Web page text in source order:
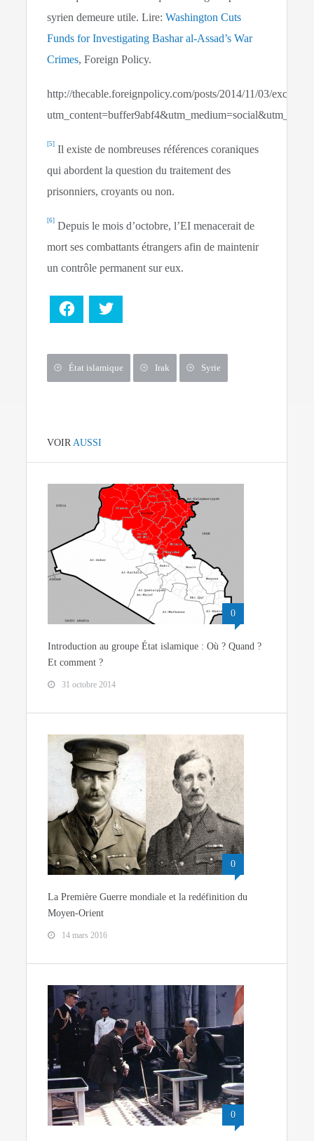
syrien demeure utile. Lire:Washington Cuts
Funds for Investigating Bashar al-Assad’s War
Crimes, Foreign Policy.
http://thecable.foreignpolicy.com/posts/2014/11/03/
[5] Il existe de nombreuses références coraniques
qui abordent la question du traitement des
prisonniers, croyants ou non.
[6] Depuis le mois d’octobre, l’EI menacerait de
mort ses combattants étrangers afin de maintenir
un contrôle permanent sur eux.
Facebook
État islamique Irak Syrie
VOIR AUSSI
0
Introduction au groupe État islamique : Où ? Quand ?
Et comment ?
31 octobre 2014
0
La Première Guerre mondiale et la redéfinition du
Moyen-Orient
14 mars 2016
0